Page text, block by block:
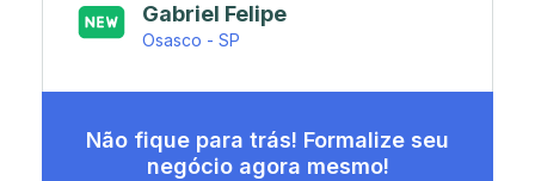
Japa’s açaí e sorveteria
Rio de Janeiro - RJ
Não fique para trás! Formalize seu
negócio agora mesmo!